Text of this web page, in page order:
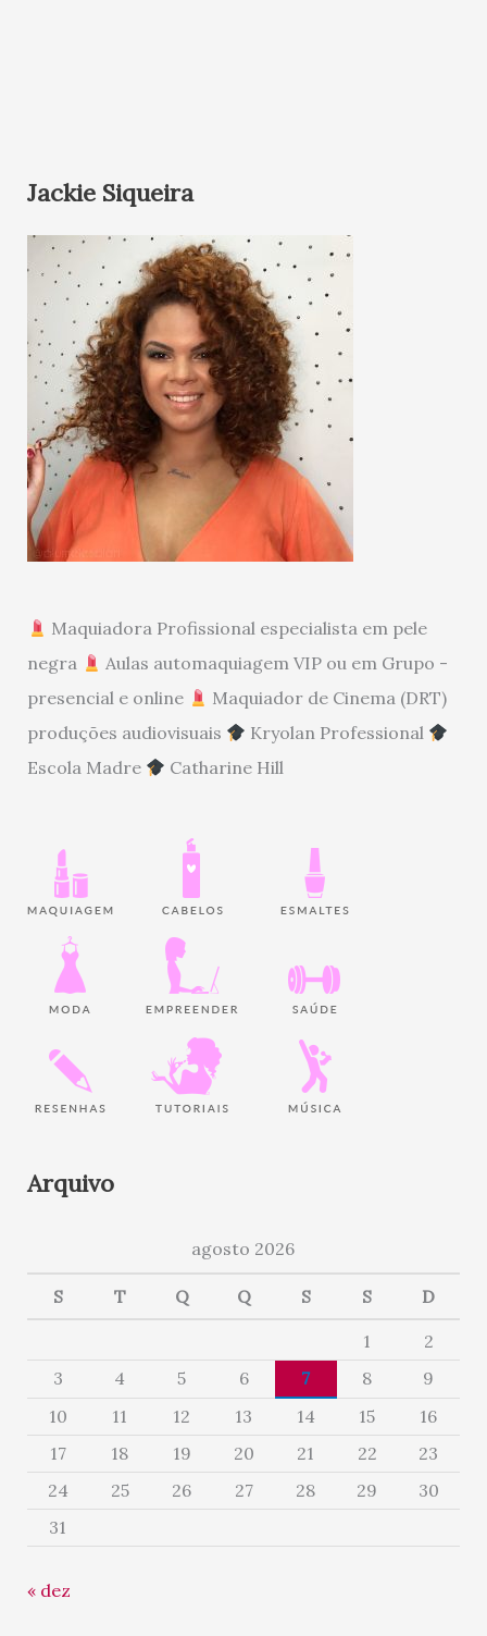
Jackie Siqueira
Maquiadora Profissional especialista em pele
negra
Aulas automaquiagem VIP ou em Grupo -
presencial e online
Maquiador de Cinema (DRT)
produções audiovisuais
Kryolan Professional
Escola Madre
Catharine Hill
Arquivo
agosto 2026
S T Q Q S S D
1
2
3
4 5 6 7 8
9
10
11 12 13 14 15
16
17
18 19 20 21 22
23
24
25 26 27 28 29
30
31
« dez